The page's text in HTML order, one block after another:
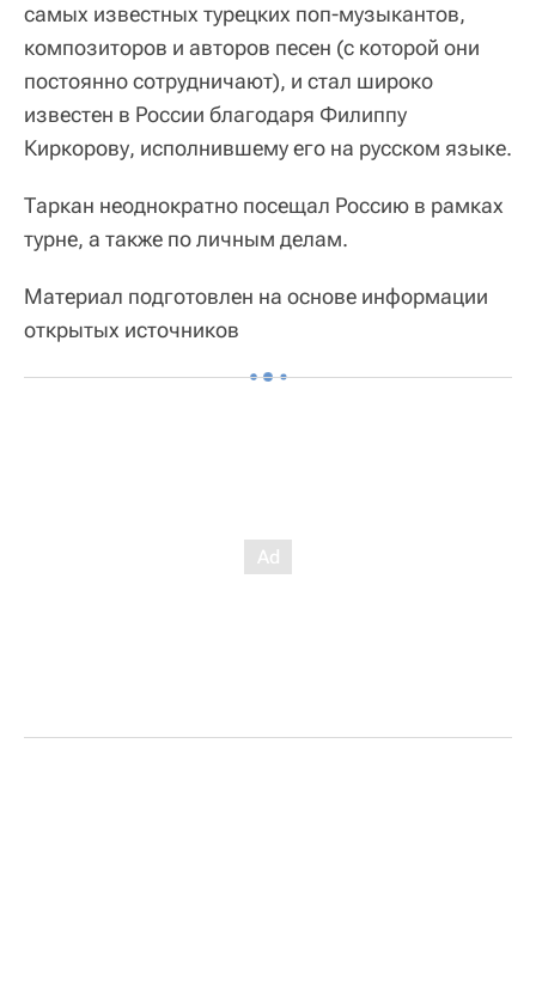
самых известных турецких поп-музыкантов,
композиторов и авторов песен (с которой они
постоянно сотрудничают), и стал широко
известен в России благодаря Филиппу
Киркорову, исполнившему его на русском языке.
Таркан неоднократно посещал Россию в рамках
турне, а также по личным делам.
Материал подготовлен на основе информации
открытых источников